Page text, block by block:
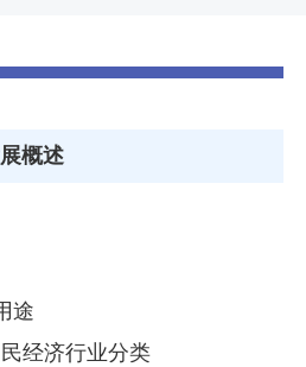
概述
途
经济行业分类